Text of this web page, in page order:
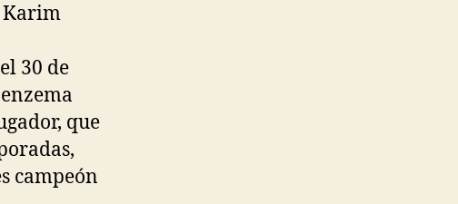
Karim
30 de
que
campeón